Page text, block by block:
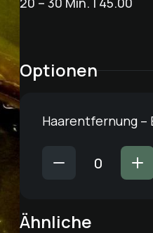
Optionen
Haarentfernung –
Ähnliche